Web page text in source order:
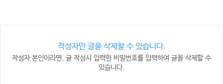
작성자만 글을 삭제할 수 있습니다.
작성자 본인이라면, 글 작성시 입력한 비밀번호를 입력하여 글을 삭제할 수
있습니다.